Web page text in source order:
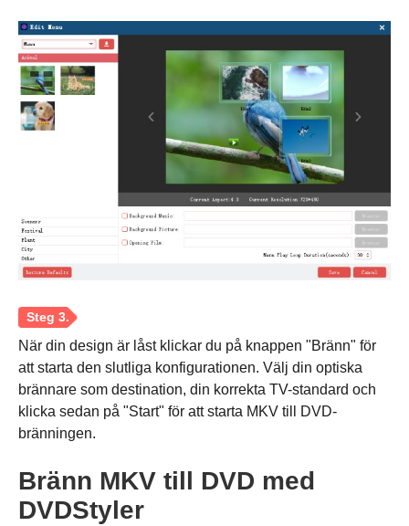
Steg 2.
När din design är låst klickar du på knappen "Bränn" för
att starta den slutliga konfigurationen. Välj din optiska
brännare som destination, din korrekta TV-standard och
klicka sedan på "Start" för att starta MKV till DVD-
bränningen.
Bränn MKV till DVD med
DVDStyler